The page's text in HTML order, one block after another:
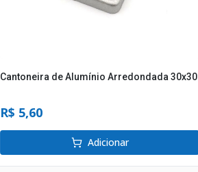
Cantoneira de Alumínio Arredondada 30x30
R$ 5,60
Adicionar